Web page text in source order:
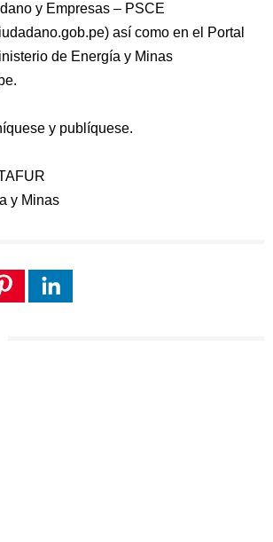
y Empresas – PSCE
así como en el Portal
de Energía y Minas
y publíquese.
y Minas